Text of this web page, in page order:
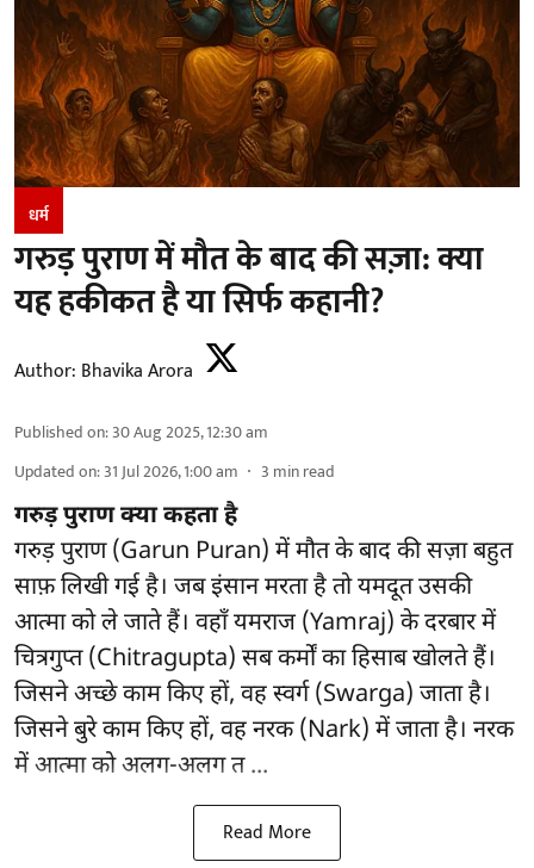
धर्म
गरुड़ पुराण में मौत के बाद की सज़ा: क्या
यह हकीकत है या सिर्फ कहानी?
Author: Bhavika Arora
Published on:30 Aug 2025, 12:30 am
Updated on:31 Jul 2026, 1:00 am 3 min read
गरुड़ पुराण क्या कहता है
गरुड़ पुराण (Garun Puran) में मौत के बाद की सज़ा बहुत
साफ़ लिखी गई है। जब इंसान मरता है तो यमदूत उसकी
आत्मा को ले जाते हैं। वहाँ यमराज (Yamraj) के दरबार में
चित्रगुप्त (Chitragupta) सब कर्मों का हिसाब खोलते हैं।
जिसने अच्छे काम किए हों, वह स्वर्ग (Swarga) जाता है।
जिसने बुरे काम किए हों, वह नरक (Nark) में जाता है। नरक
में आत्मा को अलग-अलग त ...
Read More